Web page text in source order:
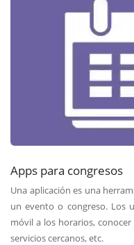
Apps para congresos
Una aplicación es una
un evento o congreso. Los
móvil a los horarios,
servicios cercanos, etc.